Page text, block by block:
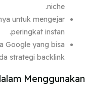
niche.
untuk mengejar
peringkat instan.
Google yang bisa
strategi backlink.